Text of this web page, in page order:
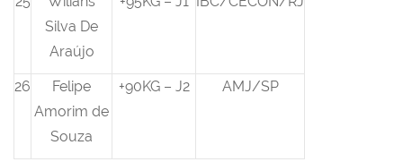
Silva De
Araújo
26
Felipe
Amorim de
Souza
+90KG – J2 AMJ/SP